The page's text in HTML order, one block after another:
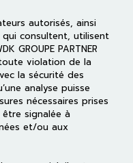
autorisés, ainsi
consultent, utilisent
GROUPE PARTNER
violation de la
la sécurité des
analyse puisse
nécessaires prises
signalée à
et/ou aux